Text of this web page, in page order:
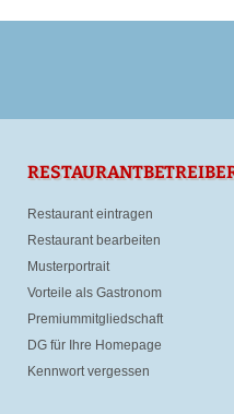
Restaurant eintragen
Restaurant bearbeiten
Musterportrait
Vorteile als Gastronom
Premiummitgliedschaft
DG für Ihre Homepage
Kennwort vergessen